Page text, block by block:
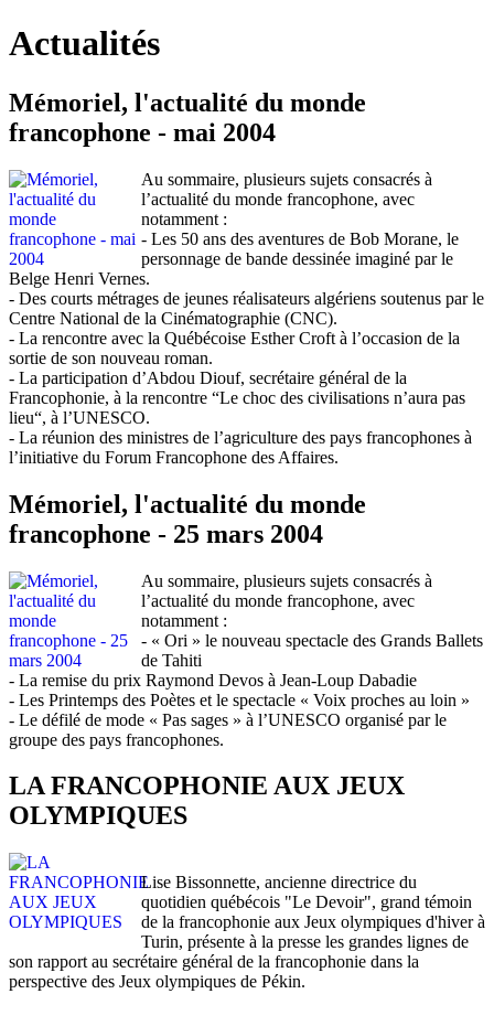
Actualités
Mémoriel, l'actualité du monde
francophone - mai 2004
Au sommaire, plusieurs sujets consacrés à
l’actualité du monde francophone, avec
notamment :
- Les 50 ans des aventures de Bob Morane, le
personnage de bande dessinée imaginé par le
Belge Henri Vernes.
- Des courts métrages de jeunes réalisateurs algériens soutenus par le
Centre National de la Cinématographie (CNC).
- La rencontre avec la Québécoise Esther Croft à l’occasion de la
sortie de son nouveau roman.
- La participation d’Abdou Diouf, secrétaire général de la
Francophonie, à la rencontre “Le choc des civilisations n’aura pas
lieu“, à l’UNESCO.
- La réunion des ministres de l’agriculture des pays francophones à
l’initiative du Forum Francophone des Affaires.
Mémoriel, l'actualité du monde
francophone - 25 mars 2004
Au sommaire, plusieurs sujets consacrés à
l’actualité du monde francophone, avec
notamment :
- « Ori » le nouveau spectacle des Grands Ballets
de Tahiti
- La remise du prix Raymond Devos à Jean-Loup Dabadie
- Les Printemps des Poètes et le spectacle « Voix proches au loin »
- Le défilé de mode « Pas sages » à l’UNESCO organisé par le
groupe des pays francophones.
LA FRANCOPHONIE AUX JEUX
OLYMPIQUES
Lise Bissonnette, ancienne directrice du
quotidien québécois "Le Devoir", grand témoin
de la francophonie aux Jeux olympiques d'hiver à
Turin, présente à la presse les grandes lignes de
son rapport au secrétaire général de la francophonie dans la
perspective des Jeux olympiques de Pékin.